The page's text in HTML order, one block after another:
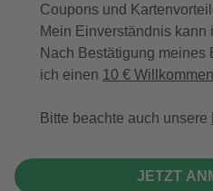
Coupons und
Mein Einverständnis kann
Nach Bestätigung meines
ich einen 10 €
Bitte beachte auch unsere
JETZT